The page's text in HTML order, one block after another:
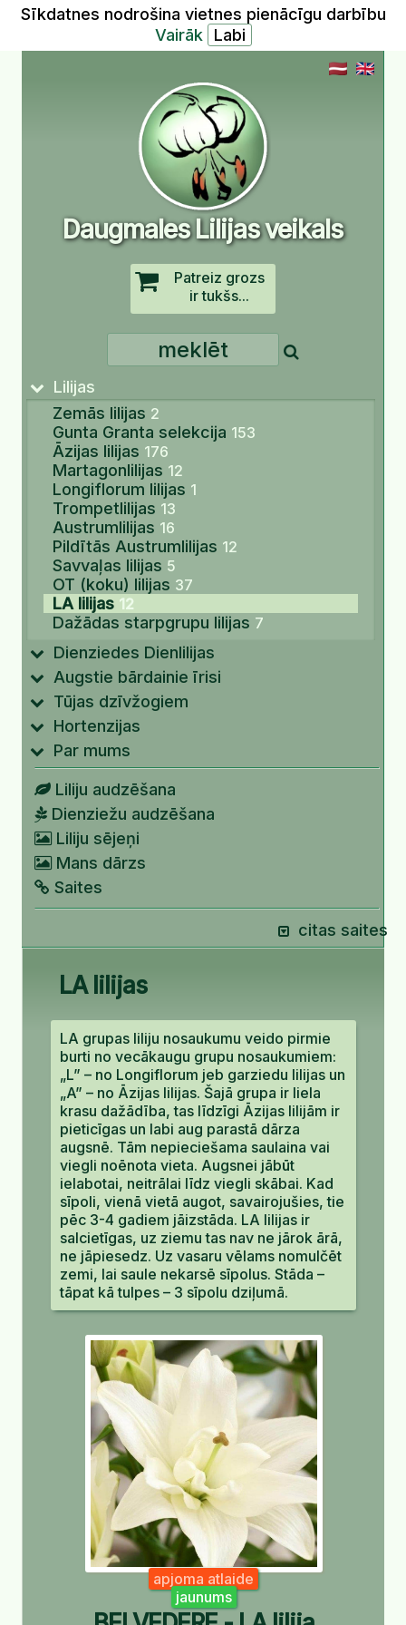
Sīkdatnes nodrošina vietnes pienācīgu darbību
Vairāk
Daugmales Lilijas veikals
Patreiz grozs
ir tukšs...
Lilijas
Zemās lilijas 2
Gunta Granta selekcija 153
Āzijas lilijas 176
Martagonlilijas 12
Longiflorum lilijas 1
Trompetlilijas 13
Austrumlilijas 16
Pildītās Austrumlilijas 12
Savvaļas lilijas 5
OT (koku) lilijas 37
LA lilijas 12
Dažādas starpgrupu lilijas 7
Dienziedes Dienlilijas
Augstie bārdainie īrisi
Tūjas dzīvžogiem
Hortenzijas
Par mums
Liliju audzēšana
Dienziežu audzēšana
Liliju sējeņi
Mans dārzs
Saites
citas saites
LA lilijas
LA grupas liliju nosaukumu veido pirmie
burti no vecākaugu grupu nosaukumiem:
„L” – no Longiflorum jeb garziedu lilijas un
„A” – no Āzijas lilijas. Šajā grupa ir liela
krasu dažādība, tas līdzīgi Āzijas lilijām ir
pieticīgas un labi aug parastā dārza
augsnē. Tām nepieciešama saulaina vai
viegli noēnota vieta. Augsnei jābūt
ielabotai, neitrālai līdz viegli skābai. Kad
sīpoli, vienā vietā augot, savairojušies, tie
pēc 3-4 gadiem jāizstāda. LA lilijas ir
salcietīgas, uz ziemu tas nav ne jārok ārā,
ne jāpiesedz. Uz vasaru vēlams nomulčēt
zemi, lai saule nekarsē sīpolus. Stāda –
tāpat kā tulpes – 3 sīpolu dziļumā.
apjoma atlaide
jaunums